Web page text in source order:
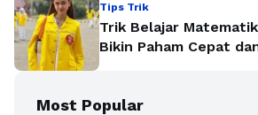
Tips Trik
Trik Belajar
Bikin Paham Cepat
Most Popular